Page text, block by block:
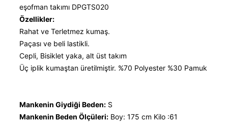
eşofman takımı DPGTS020
Özellikler:
Rahat ve Terletmez kumaş.
Paçası ve beli lastikli.
Cepli, Bisiklet yaka, alt üst takım
Üç iplik kumaştan üretilmiştir. %70 Polyester %30 Pamuk
Mankenin Giydiği Beden: S
Mankenin Beden Ölçüleri: Boy: 175 cm Kilo :61